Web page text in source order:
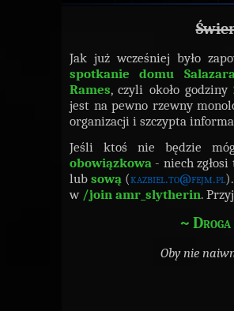
Jak już wcześniej było
spotkanie domu
Rames, czyli około godziny
jest na pewno rzewny
organizacji i szczypta
Jeśli ktoś nie będzie
obowiązkowa - niech
lub sową (kazbiel.to@fejm.pl
w /join amr_slytherin.
~ Droga
Oby nie